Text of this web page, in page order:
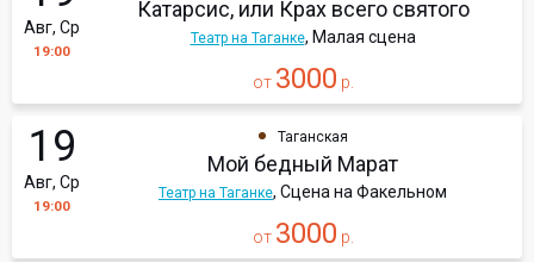
Авг, Ср
19:00
Катарсис, или Крах всего святого
Театр на Таганке, Малая сцена
от 3000 р.
19
Авг, Ср
19:00
Таганская
Мой бедный Марат
Театр на Таганке, Сцена на Факельном
от 3000 р.